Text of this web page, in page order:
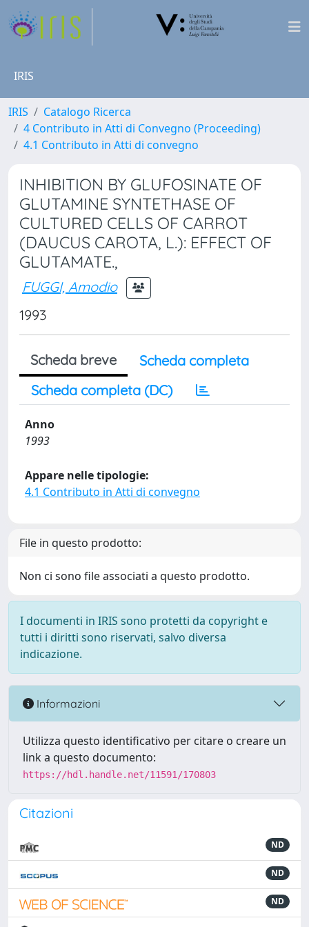
IRIS
IRIS
Catalogo Ricerca
4 Contributo in Atti di Convegno (Proceeding)
4.1 Contributo in Atti di convegno
INHIBITION BY GLUFOSINATE OF
GLUTAMINE SYNTETHASE OF
CULTURED CELLS OF CARROT
(DAUCUS CAROTA, L.): EFFECT OF
GLUTAMATE.,
FUGGI, Amodio
1993
Scheda breve
Scheda completa
Scheda completa (DC)
Anno
1993
Appare nelle tipologie:
4.1 Contributo in Atti di convegno
File in questo prodotto:
Non ci sono file associati a questo prodotto.
I documenti in IRIS sono protetti da copyright e
tutti i diritti sono riservati, salvo diversa
indicazione.
Informazioni
Utilizza questo identificativo per citare o creare un
link a questo documento:
https://hdl.handle.net/11591/170803
Citazioni
ND
ND
ND